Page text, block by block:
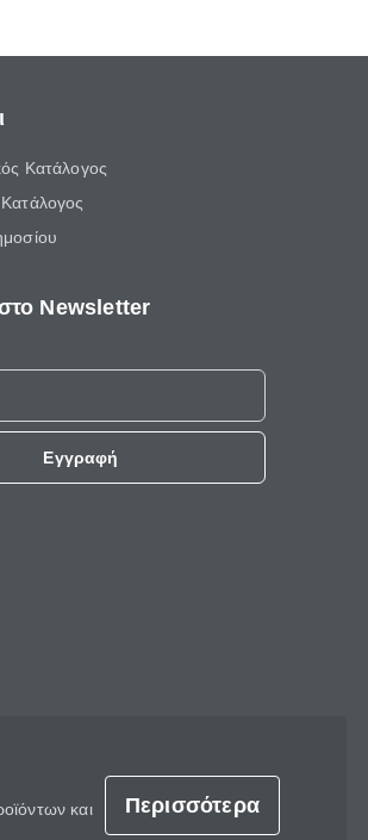
Κατάλογος
Newsletter
Εγγραφή
και
Περισσότερα